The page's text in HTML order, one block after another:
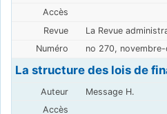
La Revue
no 270,
La structure des lois de
Message H.